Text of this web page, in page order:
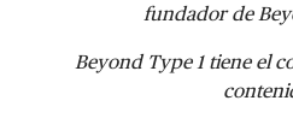
fundador de
Beyond Type 1 tiene el